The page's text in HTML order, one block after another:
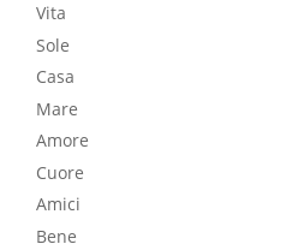
Vita
Sole
Casa
Mare
Amore
Cuore
Amici
Bene